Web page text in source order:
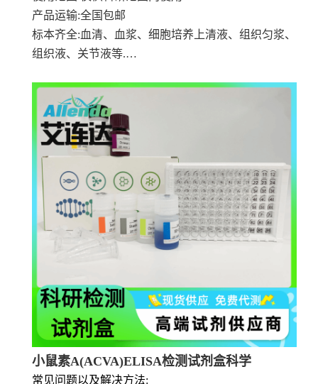
产品运输:全国包邮
标本齐全:血清、血浆、细胞培养上清液、组织匀浆、
组织液、关节液等.…
小鼠素A(ACVA)ELISA检测试剂盒科学
常见问题以及解决方法: